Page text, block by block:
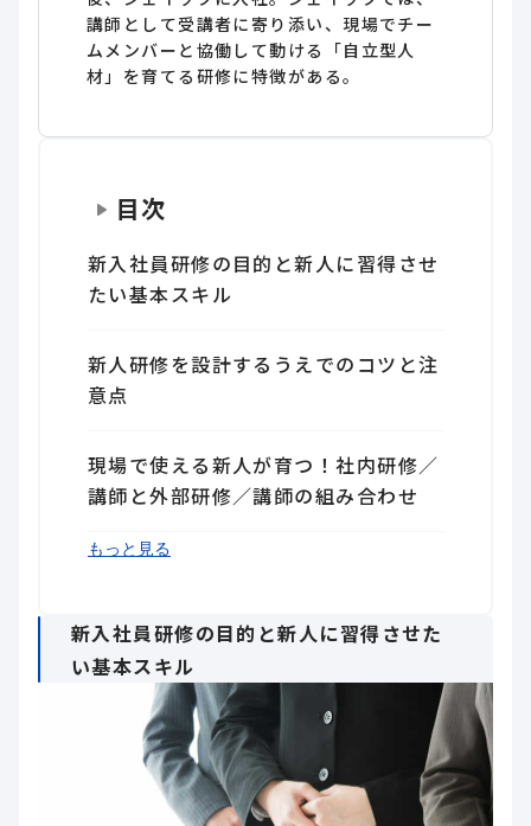
講師として受講者に寄り添い、現場でチー
ムメンバーと協働して動ける「自立型人
材」を育てる研修に特徴がある。
目次
新入社員研修の目的と新人に習得させ
たい基本スキル
新人研修を設計するうえでのコツと注
意点
現場で使える新人が育つ！社内研修／
講師と外部研修／講師の組み合わせ
失敗しない外部研修／外部講師の選び
まとめ
もっと見る
新入社員研修の目的と新人に習得させた
い基本スキル